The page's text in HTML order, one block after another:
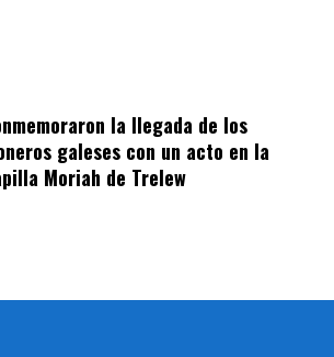
la llegada de los
galeses con un acto en la
Moriah de Trelew